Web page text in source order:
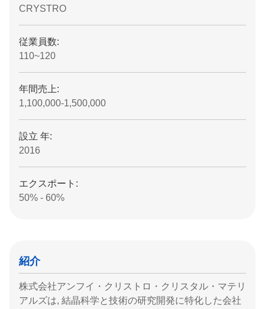
CRYSTRO
従業員数:
110~120
年間売上:
1,100,000-1,500,000
設立 年:
2016
エクスポート:
50% - 60%
紹介
株式会社アンフイ・クリストロ・クリスタル・マテリ
アルズは, 結晶科学と技術の研究開発に特化した会社